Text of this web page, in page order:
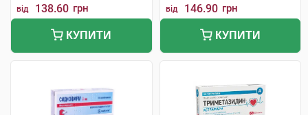
від 138.60 грн
КУПИТИ
від 146.90 грн
КУПИТИ